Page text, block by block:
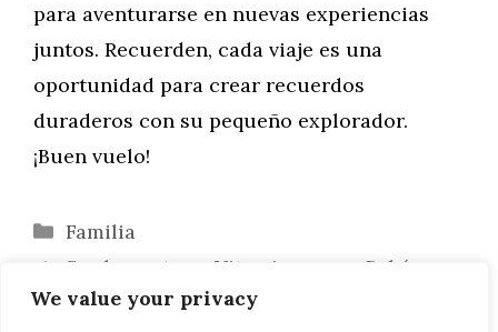
We value your privacy
para aventurarse en nuevas experiencias
juntos. Recuerden, cada viaje es una
oportunidad para crear recuerdos
duraderos con su pequeño explorador.
¡Buen vuelo!
Categorías
Familia
Suplementos y Vitaminas para Bebés:
Guía para Padres